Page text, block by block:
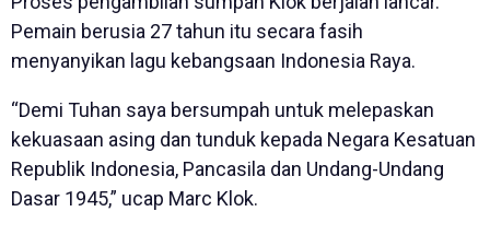
Pemain berusia 27 tahun itu secara fasih
menyanyikan lagu kebangsaan Indonesia Raya.
“Demi Tuhan saya bersumpah untuk melepaskan
kekuasaan asing dan tunduk kepada Negara Kesatuan
Republik Indonesia, Pancasila dan Undang-Undang
Dasar 1945,” ucap Marc Klok.